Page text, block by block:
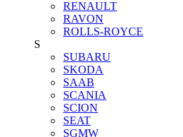
RENAULT
RAVON
ROLLS-ROYCE
S
SUBARU
SKODA
SAAB
SCANIA
SCION
SEAT
SGMW